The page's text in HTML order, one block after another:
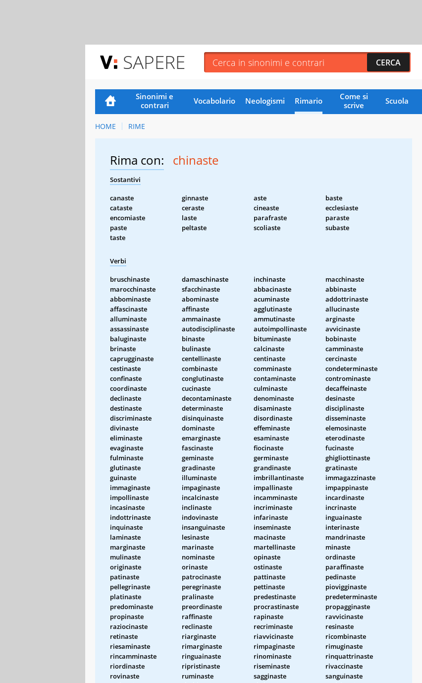
SAPERE
Sinonimi e
contrari
Vocabolario Neologismi Rimario
Come si
scrive
Scuola
HOME RIME
Rima con: chinaste
Sostantivi
canaste ginnaste aste
baste
cataste
ceraste cineaste
ecclesiaste
encomiaste
laste parafraste
paraste
paste
peltaste scoliaste
subaste
taste
Verbi
bruschinaste damaschinaste inchinaste
macchinaste
marocchinaste
sfacchinaste abbacinaste
abbinaste
abbominaste
abominaste acuminaste
addottrinaste
affascinaste
affinaste agglutinaste
allucinaste
alluminaste
ammainaste ammutinaste
arginaste
assassinaste
autodisciplinaste autoimpollinaste
avvicinaste
baluginaste
binaste bituminaste
bobinaste
brinaste
bulinaste calcinaste
camminaste
caprugginaste
centellinaste centinaste
cercinaste
cestinaste
combinaste comminaste
condeterminaste
confinaste
conglutinaste contaminaste
controminaste
coordinaste
cucinaste culminaste
decaffeinaste
declinaste
decontaminaste denominaste
desinaste
destinaste
determinaste disaminaste
disciplinaste
discriminaste
disinquinaste disordinaste
disseminaste
divinaste
dominaste effeminaste
elemosinaste
eliminaste
emarginaste esaminaste
eterodinaste
evaginaste
fascinaste fiocinaste
fucinaste
fulminaste
geminaste germinaste
ghigliottinaste
glutinaste
gradinaste grandinaste
gratinaste
guinaste
illuminaste imbrillantinaste
immagazzinaste
immaginaste
impaginaste impallinaste
impappinaste
impollinaste
incalcinaste incamminaste
incardinaste
incasinaste
inclinaste incriminaste
incrinaste
indottrinaste
indovinaste infarinaste
inguainaste
inquinaste
insanguinaste inseminaste
interinaste
laminaste
lesinaste macinaste
mandrinaste
marginaste
marinaste martellinaste
minaste
mulinaste
nominaste opinaste
ordinaste
originaste
orinaste ostinaste
paraffinaste
patinaste
patrocinaste pattinaste
pedinaste
pellegrinaste
peregrinaste pettinaste
piovigginaste
platinaste
pralinaste predestinaste
predeterminaste
predominaste
preordinaste procrastinaste
propagginaste
propinaste
raffinaste rapinaste
ravvicinaste
raziocinaste
reclinaste recriminaste
resinaste
retinaste
riarginaste riavvicinaste
ricombinaste
riesaminaste
rimarginaste rimpaginaste
rimuginaste
rincamminaste
ringuainaste rinominaste
rinquattrinaste
riordinaste
ripristinaste riseminaste
rivaccinaste
rovinaste
ruminaste sagginaste
sanguinaste